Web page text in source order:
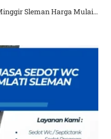
Sleman Harga Mulai…